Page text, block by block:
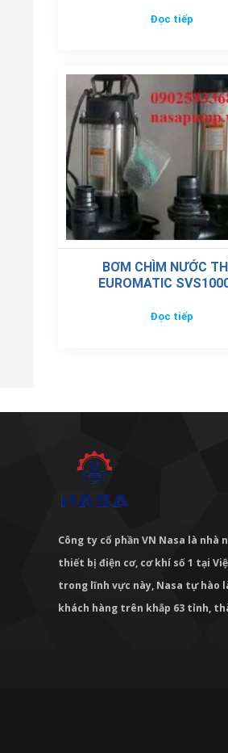
Đọc tiếp
BƠM CHÌM NƯỚC
EUROMATIC
Đọc tiếp
Công ty cổ phần VN Nasa là nhà
thiết bị điện cơ, cơ khí số 1 tại
trong lĩnh vực này, Nasa tự hào
khách hàng trên khắp 63 tỉnh,